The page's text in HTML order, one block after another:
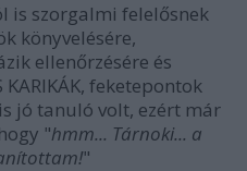
is szorgalmi felelősnek
könyvelésére,
ellenőrzésére és
feketepontok
jó tanuló volt, ezért már
"hmm... Tárnoki... a
"